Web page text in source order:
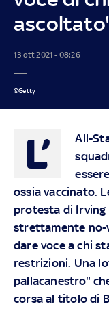
13 ott 2021 - 08:26
©Getty
L’
All-
ossia vaccinato.
protesta di Irving
strettamente no-
dare voce a chi
restrizioni. Una
pallacanestro"
corsa al titolo di